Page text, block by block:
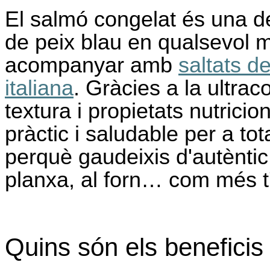
El salmó congelat és una
de peix blau en qualsevol
acompanyar amb saltats
italiana. Gràcies a la
textura i propietats
pràctic i saludable per a
perquè gaudeixis
planxa, al forn… com més
Quins són els